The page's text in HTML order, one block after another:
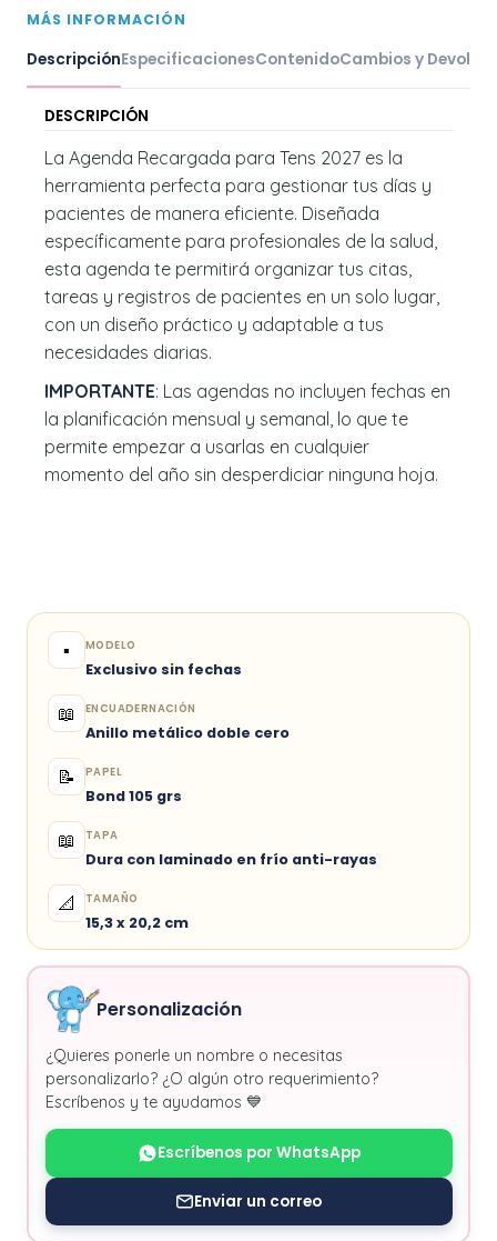
MÁS INFORMACIÓN
DescripciónEspecificacionesContenidoCambios y
DESCRIPCIÓN
La Agenda Recargada para Tens 2027 es la
herramienta perfecta para gestionar tus días y
pacientes de manera eficiente. Diseñada
específicamente para profesionales de la salud,
esta agenda te permitirá organizar tus citas,
tareas y registros de pacientes en un solo lugar,
con un diseño práctico y adaptable a tus
necesidades diarias.
IMPORTANTE: Las agendas no incluyen fechas en
la planificación mensual y semanal, lo que te
permite empezar a usarlas en cualquier
momento del año sin desperdiciar ninguna hoja.
▪️ MODELO
Exclusivo sin fechas
📖 ENCUADERNACIÓN
Anillo metálico doble cero
📝 PAPEL
Bond 105 grs
📖 TAPA
Dura con laminado en frío anti-rayas
📐 TAMAÑO
15,3 x 20,2 cm
Personalización
¿Quieres ponerle un nombre o necesitas
personalizarlo? ¿O algún otro requerimiento?
Escríbenos y te ayudamos 💙
Escríbenos por WhatsApp
Enviar un correo